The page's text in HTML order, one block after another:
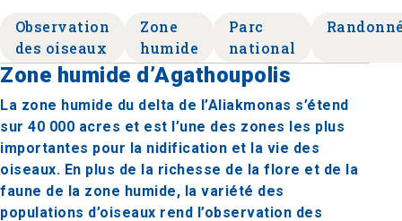
Observation
des oiseaux
Zone
humide
Parc
national
Zone humide d’Agathoupolis
La zone humide du delta de l’Aliakmonas s’étend
sur 40 000 acres et est l’une des zones les plus
importantes pour la nidification et la vie des
oiseaux. En plus de la richesse de la flore et de la
faune de la zone humide, la variété des
populations d’oiseaux rend l’observation des